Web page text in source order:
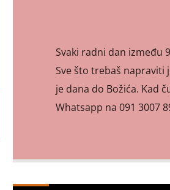
Svaki radni dan između
Sve što trebaš napraviti
je dana do Božića. Kad
Whatsapp na 091 3007